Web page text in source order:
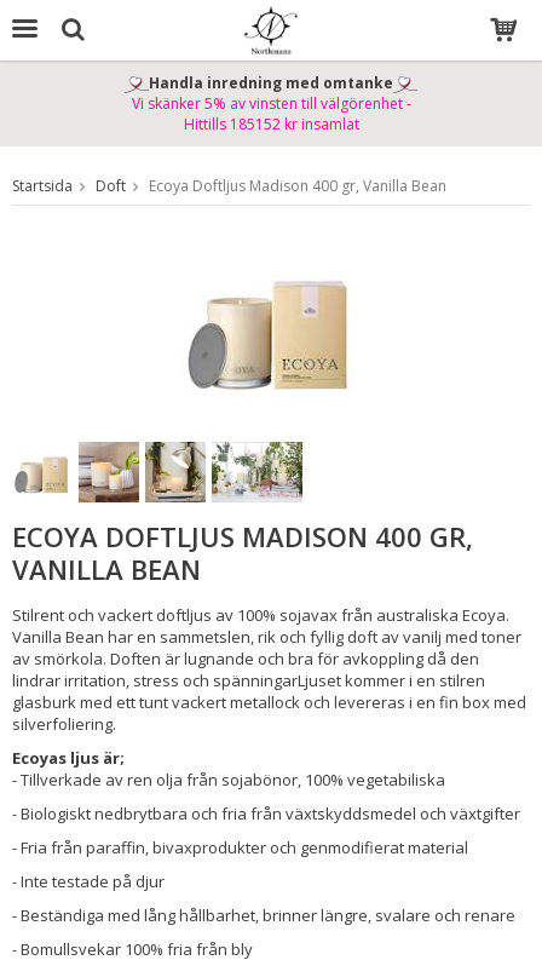
Produkten har blivit tillagd i varukorgen
Handla inredning med omtanke
Vi skänker 5% av vinsten till välgörenhet -
Hittills 185152 kr insamlat
Startsida Doft Ecoya Doftljus Madison 400 gr, Vanilla Bean
ECOYA DOFTLJUS MADISON 400 GR,
VANILLA BEAN
Stilrent och vackert doftljus av 100% sojavax från australiska Ecoya.
Vanilla Bean har en sammetslen, rik och fyllig doft av vanilj med toner
av smörkola. Doften är lugnande och bra för avkoppling då den
lindrar irritation, stress och spänningarLjuset kommer i en stilren
glasburk med ett tunt vackert metallock och levereras i en fin box med
silverfoliering.
Ecoyas ljus är;
- Tillverkade av ren olja från sojabönor, 100% vegetabiliska
- Biologiskt nedbrytbara och fria från växtskyddsmedel och växtgifter
- Fria från paraffin, bivaxprodukter och genmodifierat material
- Inte testade på djur
- Beständiga med lång hållbarhet, brinner längre, svalare och renare
- Bomullsvekar 100% fria från bly